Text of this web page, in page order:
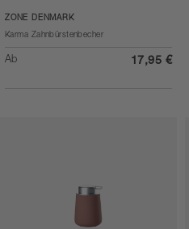
BlackWhiteGrey
ZONE DENMARK
Karma Zahnbürstenbecher
Ab 17,95 €